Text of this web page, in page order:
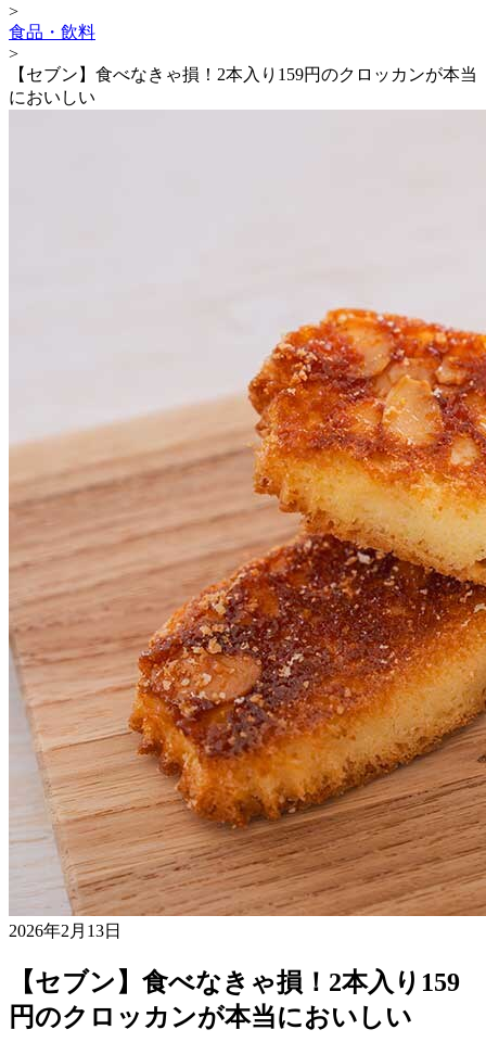
>
食品・飲料
>
【セブン】食べなきゃ損！2本入り159円のクロッカンが本当
においしい
2026年2月13日
【セブン】食べなきゃ損！2本入り159
円のクロッカンが本当においしい